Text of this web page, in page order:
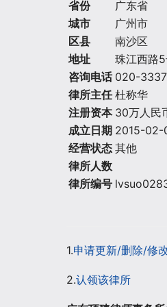
省份
广东省
城市
广州市
区县
南沙区
地址
珠江西路
咨询电话 020-
律所主任 杜称华
注册资本 30万人民
成立日期 2015-02-
经营状态 其他
律所人数
律所编号
1.申请更新/删除/修
2.认领该律所